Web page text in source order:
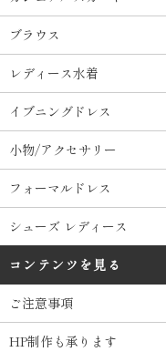
ブラウス
レディース水着
イブニングドレス
小物/アクセサリー
フォーマルドレス
シューズ レディース
コンテンツを見る
ご注意事項
HP制作も承ります